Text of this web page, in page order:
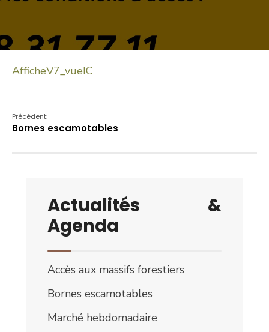
AfficheV7_vueIC
Précédent:
Bornes escamotables
Actualités &
Agenda
Accès aux massifs forestiers
Bornes escamotables
Marché hebdomadaire